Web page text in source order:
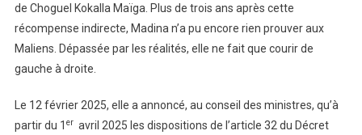
Et
Des
Infrastructures :
de Choguel Kokalla Maïga. Plus de trois ans après cette
récompense indirecte, Madina n’a pu encore rien prouver aux
Maliens. Dépassée par les réalités, elle ne fait que courir de
gauche à droite.
Le 12 février 2025, elle a annoncé, au conseil des ministres, qu’à
partir du 1 eravril 2025 les dispositions de l’article 32 du Décret